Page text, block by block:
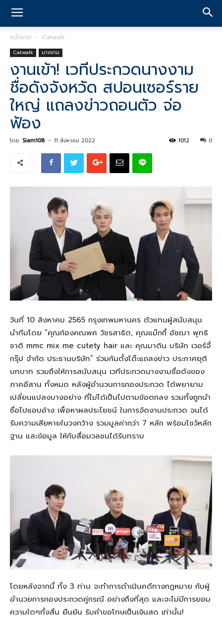
หน้าแรก Catwalk
Catwalk นางงาม
งานเข้า! เวทีประกวดนางงาม
ชื่อดังจังหวัด สปอนเซอร์ราย
ใหญ่ แถลงข่าวถอนตัว จ่อ
ฟ้อง
โดย Siam108 - 11 สิงหาคม 2022 0
1012
วันที่ 10 สิงหาคม 2565 กรุงเทพมหานคร ตัวแทนผู้สนับสนุน
นำทีมโดย “คุณก้องคณพศ วัชรสาธิต, คุณแม๊กกี้ อัชฌา พุทธิ
ชาติ mmc mix me cutety hair และ คุณมาติน บริษัท เวอร์จี้
กรุ๊ป จำกัด ประธานบริษัท” ร่วมกันตั้งโต๊ะแถลงข่าว ประกาศยุติ
บทบาท รวมถึงให้การสนับสนุน เวทีประกวดนางงามชื่อดังของ
ภาคอีสาน ทั้งหมด หลังผู้อำนวนการกองประกวด ได้พยายาม
เปลี่ยนแปลงบางอย่าง ที่ไม่ได้เป็นไปตามข้อตกลง รวมทั้งถูกนำ
ชื่อไปแอบอ้าง เพื่อหาผลประโยชน์ ในการจัดงานประกวด จนได้
รับความเสียหายในวงกว้าง รวมมูลค่ากว่า 7 หลัก พร้อมโชว์หลัก
ฐาน และข้อมูล ให้กับสื่อมวลชนได้รับทราบ
โดยหลังจากนี้ ทั้ง 3 ท่าน จะทำการดำเนินคดีทางกฏหมาย กับผู้
อำนวยการกองประกวดคู่กรณี อย่างถึงที่สุด และจะไม่มีการยอม
ความใดๆทั้งสิ้น ยืนยัน รับคำขอโทษเป็นเงินสด เท่านั้น!